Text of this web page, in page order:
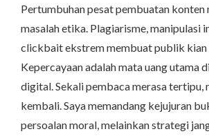
Pertumbuhan pesat pembuatan konten
masalah etika. Plagiarisme, manipulasi
clickbait ekstrem membuat publik kian
Kepercayaan adalah mata uang utama
digital. Sekali pembaca merasa tertipu,
kembali. Saya memandang kejujuran
persoalan moral, melainkan strategi